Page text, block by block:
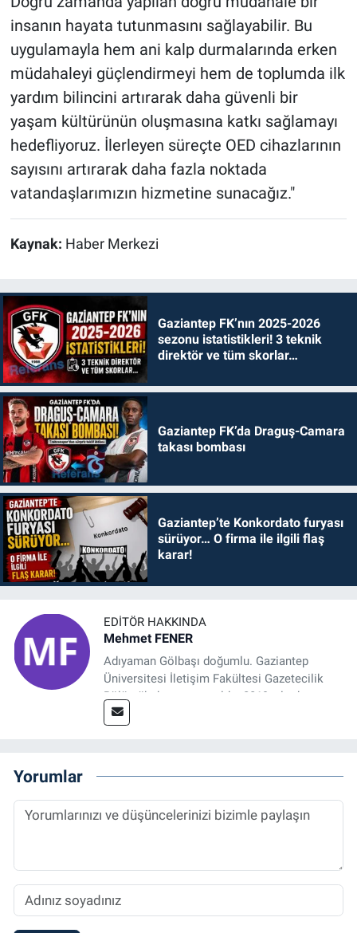
insanın hayata tutunmasını sağlayabilir. Bu
uygulamayla hem ani kalp durmalarında erken
müdahaleyi güçlendirmeyi hem de toplumda ilk
yardım bilincini artırarak daha güvenli bir
yaşam kültürünün oluşmasına katkı sağlamayı
hedefliyoruz. İlerleyen süreçte OED cihazlarının
sayısını artırarak daha fazla noktada
vatandaşlarımızın hizmetine sunacağız."
Kaynak: Haber Merkezi
Gaziantep FK’nın 2025-2026
sezonu istatistikleri! 3 teknik
direktör ve tüm skorlar…
Gaziantep FK’da Draguş-Camara
takası bombası
Gaziantep’te Konkordato furyası
sürüyor… O firma ile ilgili flaş
karar!
EDITÖR HAKKINDA
Mehmet FENER
Adıyaman Gölbaşı doğumlu. Gaziantep
Üniversitesi İletişim Fakültesi Gazetecilik
Bölümü’nden mezun oldu. 2019 yılında
başladığı gazetecilik mesleğinde, muhabir,
Sorumlu Haber Editörü' olarak devam
etmektedir.
Yorumlar